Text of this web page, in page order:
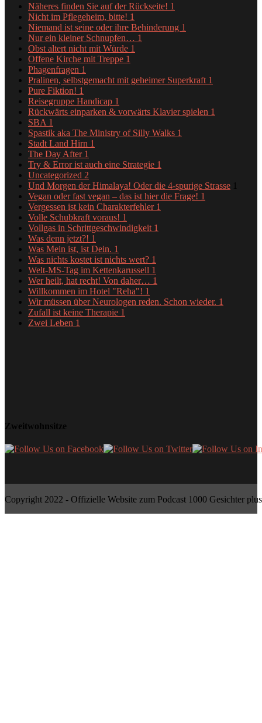
Näheres finden Sie auf der Rückseite! 1
Nicht im Pflegeheim, bitte! 1
Niemand ist seine oder ihre Behinderung 1
Nur ein kleiner Schnupfen… 1
Obst altert nicht mit Würde 1
Offene Kirche mit Treppe 1
Phagenfragen 1
Pralinen, selbstgemacht mit geheimer Superkraft 1
Pure Fiktion! 1
Reisegruppe Handicap 1
Rückwärts einparken & vorwärts Klavier spielen 1
SBA 1
Spastik aka The Ministry of Silly Walks 1
Stadt Land Hirn 1
The Day After 1
Try & Error ist auch eine Strategie 1
Uncategorized 2
Und Morgen der Himalaya! Oder die 4-spurige Strasse 1
Vegan oder fast vegan – das ist hier die Frage! 1
Vergessen ist kein Charakterfehler 1
Volle Schubkraft voraus! 1
Vollgas in Schrittgeschwindigkeit 1
Was denn jetzt?! 1
Was Mein ist, ist Dein. 1
Was nichts kostet ist nichts wert? 1
Welt-MS-Tag im Kettenkarussell 1
Wer heilt, hat recht! Von daher… 1
Willkommen im Hotel "Reha"! 1
Wir müssen über Neurologen reden. Schon wieder. 1
Zufall ist keine Therapie 1
Zwei Leben 1
Zweitwohnsitze
Copyright 2022 - Offizielle Website zum Podcast 1000 Gesichter